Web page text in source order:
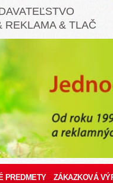
REKLAMA & TLAČ
PREDMETY ZÁKAZKOVÁ